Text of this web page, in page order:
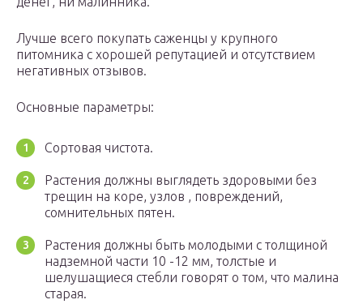
Лучше всего покупать саженцы у крупного
питомника с хорошей репутацией и отсутствием
негативных отзывов.
Основные параметры:
Сортовая чистота.
Растения должны выглядеть здоровыми без
трещин на коре, узлов , повреждений,
сомнительных пятен.
Растения должны быть молодыми с толщиной
надземной части 10 -12 мм, толстые и
шелушащиеся стебли говорят о том, что малина
старая.